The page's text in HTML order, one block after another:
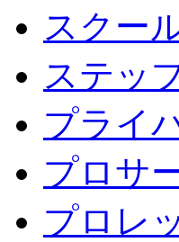
スクー
ステッ
プライ
プロサ
プロレ